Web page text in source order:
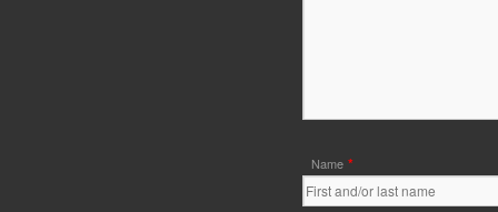
Name *